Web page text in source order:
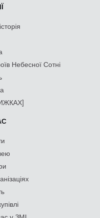
Небесної Сотні